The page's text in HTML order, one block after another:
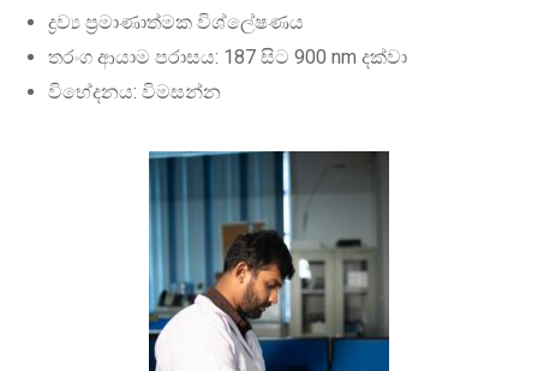
ද්‍රව්‍ය ප්‍රමාණාත්මක විශ්ලේෂණය
තරංග ආයාම පරාසය: 187 සිට 900 nm දක්වා
විභේදනය: විමසන්න